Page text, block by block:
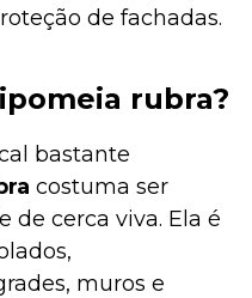
de fachadas.
ipomeia rubra?
bastante
costuma ser
de cerca viva. Ela é
muros e